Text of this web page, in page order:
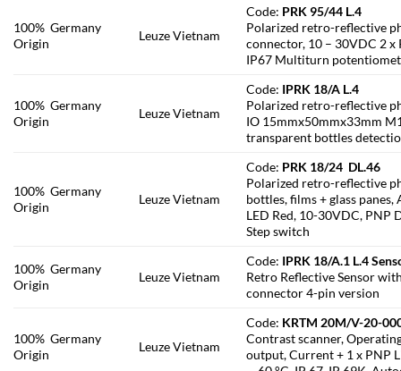
100% Germany
Origin
Leuze Vietnam
Code: PRK 95/44 L.4
Polarized retro-reflective
connector, 10 – 30VDC 2 x
IP67 Multiturn
100% Germany
Origin
Leuze Vietnam
Code: IPRK 18/A L.4
Polarized retro-reflective
IO 15mmx50mmx33mm
transparent bottles
100% Germany
Origin
Leuze Vietnam
Code: PRK 18/24 DL.46
Polarized retro-reflective
bottles, films + glass
LED Red, 10-30VDC,
Step switch
100% Germany
Origin
Leuze Vietnam
Code: IPRK 18/A.1 L.4
Retro Reflective Sensor
connector 4-pin version
100% Germany
Origin
Leuze Vietnam
Code: KRTM 20M/V-20-
Contrast scanner,
output, Current + 1 x PNP